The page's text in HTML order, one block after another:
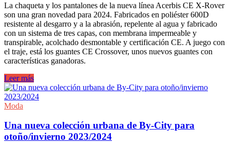
La chaqueta y los pantalones de la nueva línea Acerbis CE X-Rover
son una gran novedad para 2024. Fabricados en poliéster 600D
resistente al desgarro y a la abrasión, repelente al agua y fabricado
con un sistema de tres capas, con membrana impermeable y
transpirable, acolchado desmontable y certificación CE. A juego con
el traje, está los guantes CE Crossover, unos nuevos guantes con
características ganadoras.
Moda
motera:
Colección
Acerbis
Pantalón
chaqueta
Leer más
Moda
Una nueva colección urbana de By-City para
otoño/invierno 2023/2024